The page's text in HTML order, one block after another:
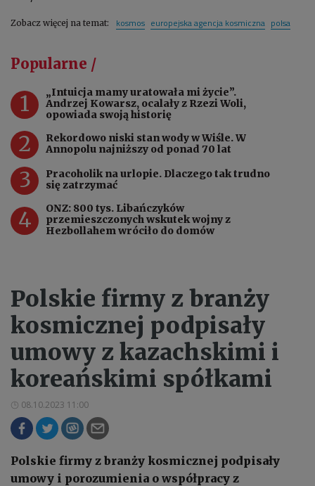
Zobacz więcej na temat: kosmos europejska agencja kosmiczna polsa
Popularne /
1
„Intuicja mamy uratowała mi życie”.
Andrzej Kowarsz, ocalały z Rzezi Woli,
opowiada swoją historię
2
Rekordowo niski stan wody w Wiśle. W
Annopolu najniższy od ponad 70 lat
3
Pracoholik na urlopie. Dlaczego tak trudno
się zatrzymać
4
ONZ: 800 tys. Libańczyków
przemieszczonych wskutek wojny z
Hezbollahem wróciło do domów
Polskie firmy z branży
kosmicznej podpisały
umowy z kazachskimi i
koreańskimi spółkami
08.10.2023 11:00
Polskie firmy z branży kosmicznej podpisały
umowy i porozumienia o współpracy z